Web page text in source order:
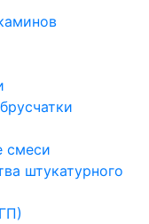
смеси
штукатурного